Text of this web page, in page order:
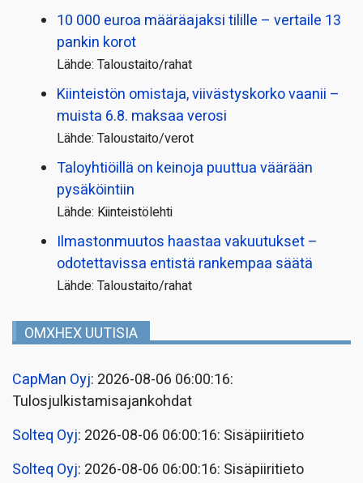
10 000 euroa määräajaksi tilille – vertaile 13
pankin korot
Lähde: Taloustaito/rahat
Kiinteistön omistaja, viivästyskorko vaanii –
muista 6.8. maksaa verosi
Lähde: Taloustaito/verot
Taloyhtiöillä on keinoja puuttua väärään
pysäköintiin
Lähde: Kiinteistölehti
Ilmastonmuutos haastaa vakuutukset –
odotettavissa entistä rankempaa säätä
Lähde: Taloustaito/rahat
OMXHEX UUTISIA
CapMan Oyj: 2026-08-06 06:00:16:
Tulosjulkistamisajankohdat
Solteq Oyj: 2026-08-06 06:00:16: Sisäpiiritieto
Solteq Oyj: 2026-08-06 06:00:16: Sisäpiiritieto